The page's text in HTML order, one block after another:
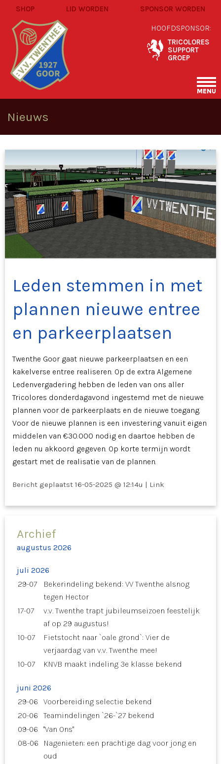
SHOP LID WORDEN SPONSOR WORDEN
HOOFDSPONSOR:
TRICOLORES
SUPPORT
GROEP
MENU
Nieuws
Leden stemmen in met
plannen nieuwe entree
en parkeerplaatsen
Twenthe Goor gaat nieuwe parkeerplaatsen en een
kakelverse entree realiseren. Op de extra Algemene
Ledenvergadering hebben de leden van ons aller
Tricolores donderdagavond ingestemd met de nieuwe
plannen voor de parkeerplaats en de nieuwe toegang.
Voor de nieuwe plannen is een investering vanuit eigen
middelen van €30.000 nodig en daartoe hebben de
leden nu akkoord gegeven. Op korte termijn wordt
gestart met de realisatie van de plannen.
Bericht geplaatst 16-05-2025 @ 12:14u | Link
Archief
augustus 2026
juli 2026
29-07
Bekerindeling bekend: VV Twenthe alsnog
tegen Hector
17-07
v.v. Twenthe trapt jubileumseizoen feestelijk
af op 29 augustus!
10-07
Fietstocht naar `oale grond`: Vier de
verjaardag van v.v. Twenthe mee!
10-07
KNVB maakt indeling 3e klasse bekend
juni 2026
29-06
Voorbereiding selectie bekend
20-06
Teamindelingen `26-`27 bekend
09-06
"Van Ons"
08-06
Nagenieten: een prachtige dag voor jong en
oud